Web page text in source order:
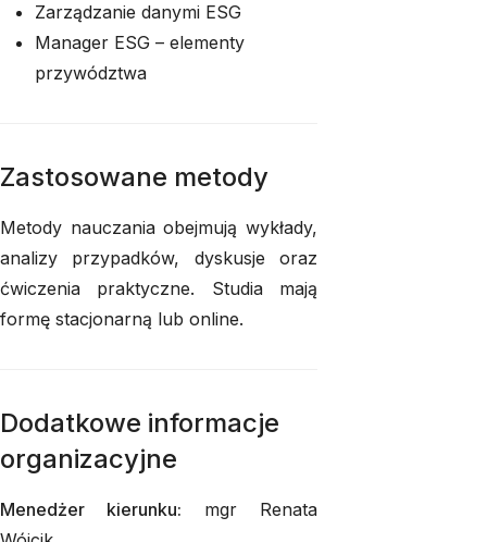
Zarządzanie danymi ESG
Manager ESG – elementy
przywództwa
Zastosowane metody
Metody nauczania obejmują wykłady,
analizy przypadków, dyskusje oraz
ćwiczenia praktyczne. Studia mają
formę stacjonarną lub online.
Dodatkowe informacje
organizacyjne
Menedżer kierunku: mgr Renata